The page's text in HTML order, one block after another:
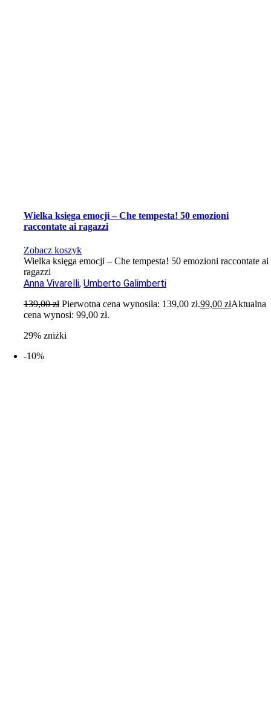
Wielka księga emocji – Che tempesta! 50 emozioni
raccontate ai ragazzi
Zobacz koszyk
Wielka księga emocji – Che tempesta! 50 emozioni raccontate ai
ragazzi
Anna Vivarelli,Umberto Galimberti
139,00zł Pierwotna cena wynosiła: 139,00 zł.99,00złAktualna
cena wynosi: 99,00 zł.
29% zniżki
-10%